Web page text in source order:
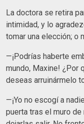
La doctora se retira
intimidad, y lo
tomar una elección; o
—¡Podrías haberte
mundo, Maxine! ¿Por
deseas arruinármelo
—¡Yo no escogí a
puerta tras el muro